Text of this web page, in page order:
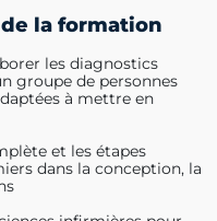
la formation
les diagnostics
groupe de personnes
à mettre en
et les étapes
dans la conception, la